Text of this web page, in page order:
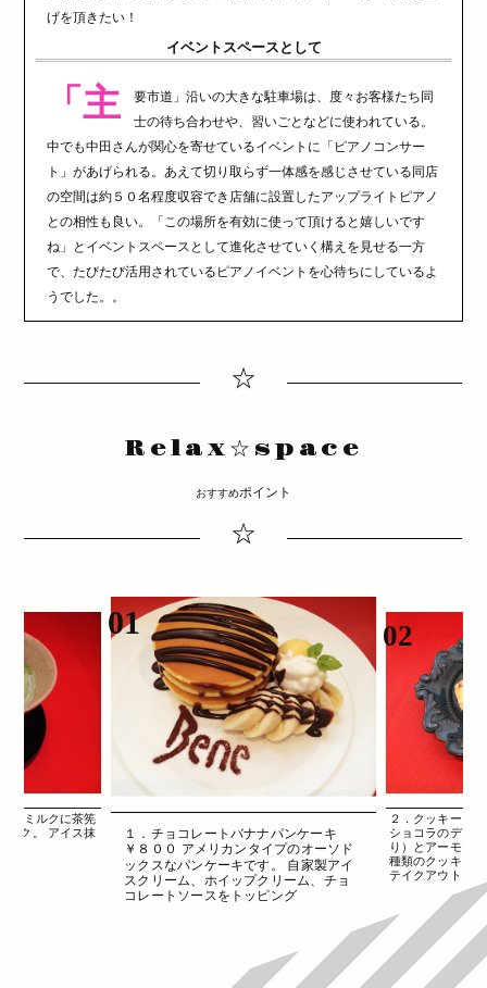
げを頂きたい！
イベントスペースとして
「主
要市道」沿いの大きな駐車場は、度々お客様たち同
士の待ち合わせや、習いごとなどに使われている。
中でも中田さんが関心を寄せているイベントに「ピアノコンサー
ト」があげられる。あえて切り取らず一体感を感じさせている同店
の空間は約５０名程度収容でき店舗に設置したアップライトピアノ
との相性も良い。「この場所を有効に使って頂けると嬉しいです
ね」とイベントスペースとして進化させていく構えを見せる一方
で、たびたび活用されているピアノイベントを心待ちにしているよ
うでした。。
☆
Relax☆space
おすすめポイント
☆
トミルクに茶筅
ンク。 アイス抹
01
１．チョコレートバナナパンケーキ
￥８００ アメリカンタイプのオーソド
ックスなパンケーキです。 自家製アイ
スクリーム、ホイップクリーム、チョ
コレートソースをトッピング
02
２．クッキー ￥
ショコラのディ
り）とアーモン
種類のクッキー
テイクアウトコ